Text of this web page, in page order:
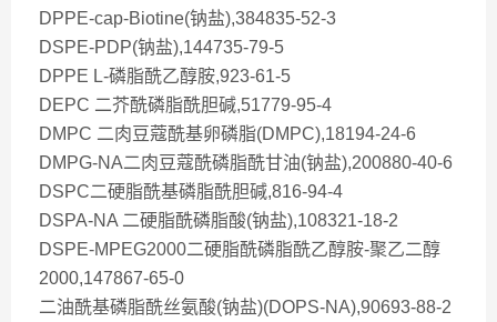
DPPE-cap-Biotine(钠盐),384835-52-3
DSPE-PDP(钠盐),144735-79-5
DPPE L-磷脂酰乙醇胺,923-61-5
DEPC 二芥酰磷脂酰胆碱,51779-95-4
DMPC 二肉豆蔻酰基卵磷脂(DMPC),18194-24-6
DMPG-NA二肉豆蔻酰磷脂酰甘油(钠盐),200880-40-6
DSPC二硬脂酰基磷脂酰胆碱,816-94-4
DSPA-NA 二硬脂酰磷脂酸(钠盐),108321-18-2
DSPE-MPEG2000二硬脂酰磷脂酰乙醇胺-聚乙二醇
2000,147867-65-0
二油酰基磷脂酰丝氨酸(钠盐)(DOPS-NA),90693-88-2